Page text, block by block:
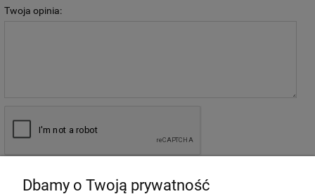
Twoja opinia:
Dbamy o Twoją prywatność